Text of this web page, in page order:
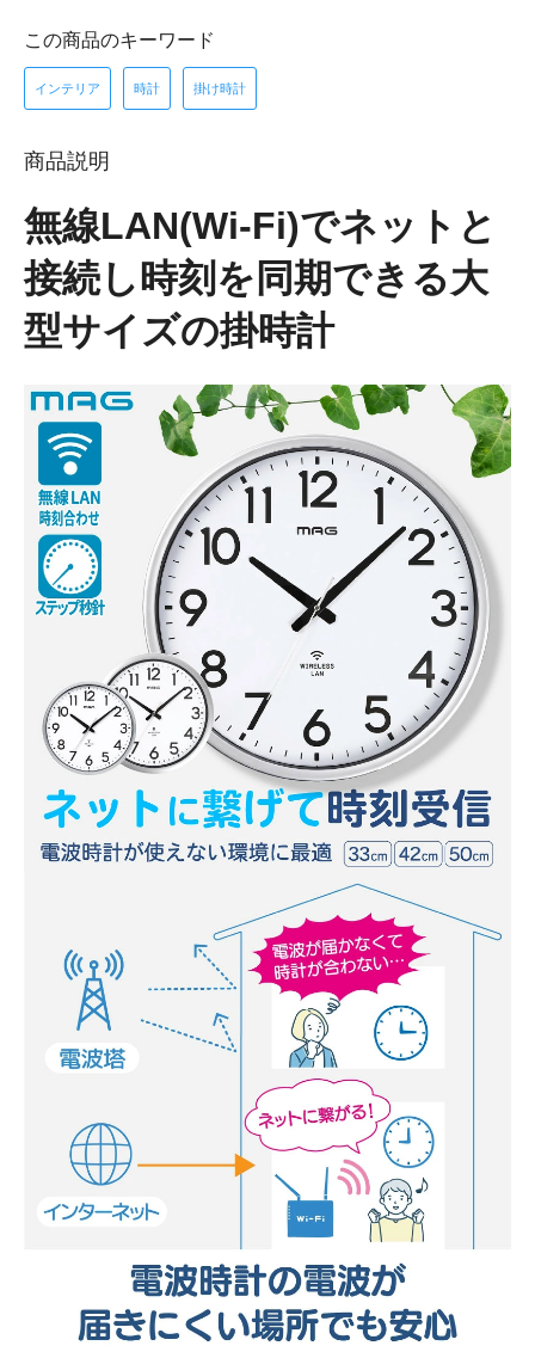
この商品のキーワード
インテリア 時計 掛け時計
商品説明
無線LAN(Wi-Fi)でネットと
接続し時刻を同期できる大
型サイズの掛時計